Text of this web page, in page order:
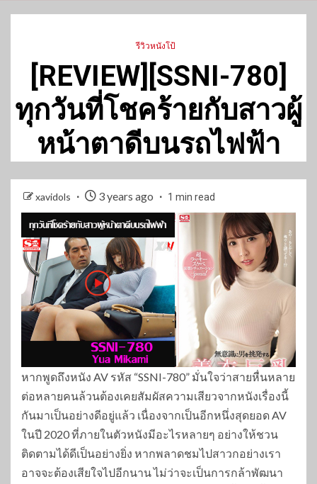
รีวิวหนังโป้
[REVIEW][SSNI-780]
ทุกวันที่โชคร้ายกับสาวผู้
หน้าตาดีบนรถไฟฟ้า
xavidols 3 years ago 1 min read
หากพูดถึงหนัง AV รหัส “SSNI-780” มั่นใจว่าสายหื่นหลาย
ต่อหลายคนล้วนต้องเคยสัมผัสความเสียวจากหนังเรื่องนี้
กันมาเป็นอย่างดีอยู่แล้ว เนื่องจากเป็นอีกหนึ่งสุดยอด AV
ในปี 2020 ที่ภายในตัวหนังมีอะไรหลายๆ อย่างให้ชวน
ติดตามได้ดีเป็นอย่างยิ่ง หากพลาดชมไปสาวกอย่างเรา
อาจจะต้องเสียใจไปอีกนาน ไม่ว่าจะเป็นการกล้าพัฒนา